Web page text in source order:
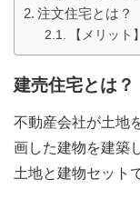
注文住宅とは？
【メリット】
建売住宅とは？
不動産会社が土地
画した建物を建築
土地と建物セット